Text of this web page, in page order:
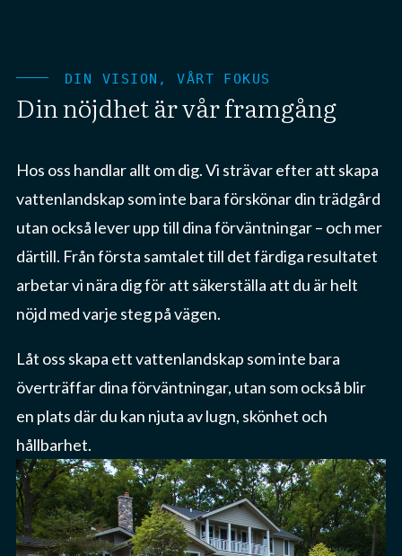
DIN VISION, VÅRT FOKUS
Din nöjdhet är vår framgång
Hos oss handlar allt om dig. Vi strävar efter att skapa
vattenlandskap som inte bara förskönar din trädgård
utan också lever upp till dina förväntningar – och mer
därtill. Från första samtalet till det färdiga resultatet
arbetar vi nära dig för att säkerställa att du är helt
nöjd med varje steg på vägen.
Låt oss skapa ett vattenlandskap som inte bara
överträffar dina förväntningar, utan som också blir
en plats där du kan njuta av lugn, skönhet och
hållbarhet.